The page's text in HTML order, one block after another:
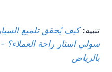
تنبيه:كيف يُحقق تلميع
سولي استار راحة
بالرياض